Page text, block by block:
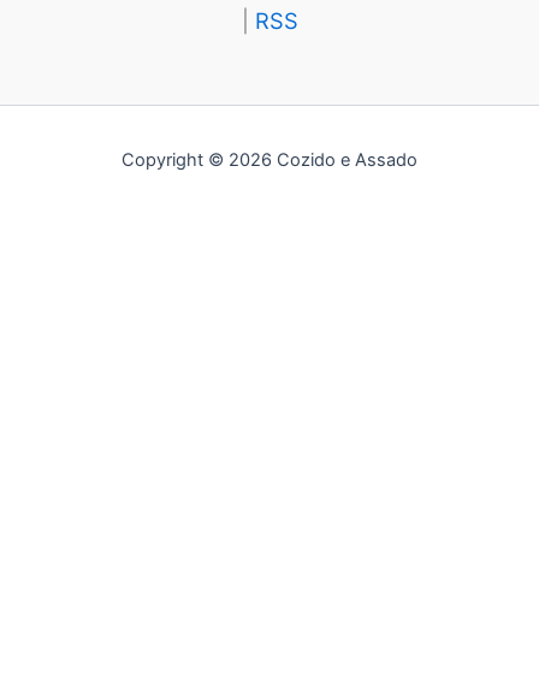
RSS
Copyright © 2026 Cozido e Assado